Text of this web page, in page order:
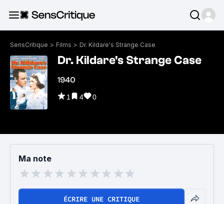
SensCritique > Films > Dr. Kildare's Strange Case
Dr. Kildare's Strange Case
1940
1 4 0
Ma note
ÉCRIRE UNE CRITIQUE